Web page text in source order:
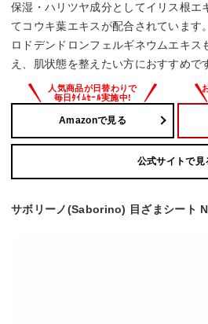
保湿・ハリツヤ成分としてイリス根エ
てコウキ葉エキスが配合されています
ロドデンドロンフェルギネウムエキス
え、肌状態を整えたい方におすすめで
Amazonで見る
公式サイトで見
サボリーノ(Saborino) 目ざまシート N